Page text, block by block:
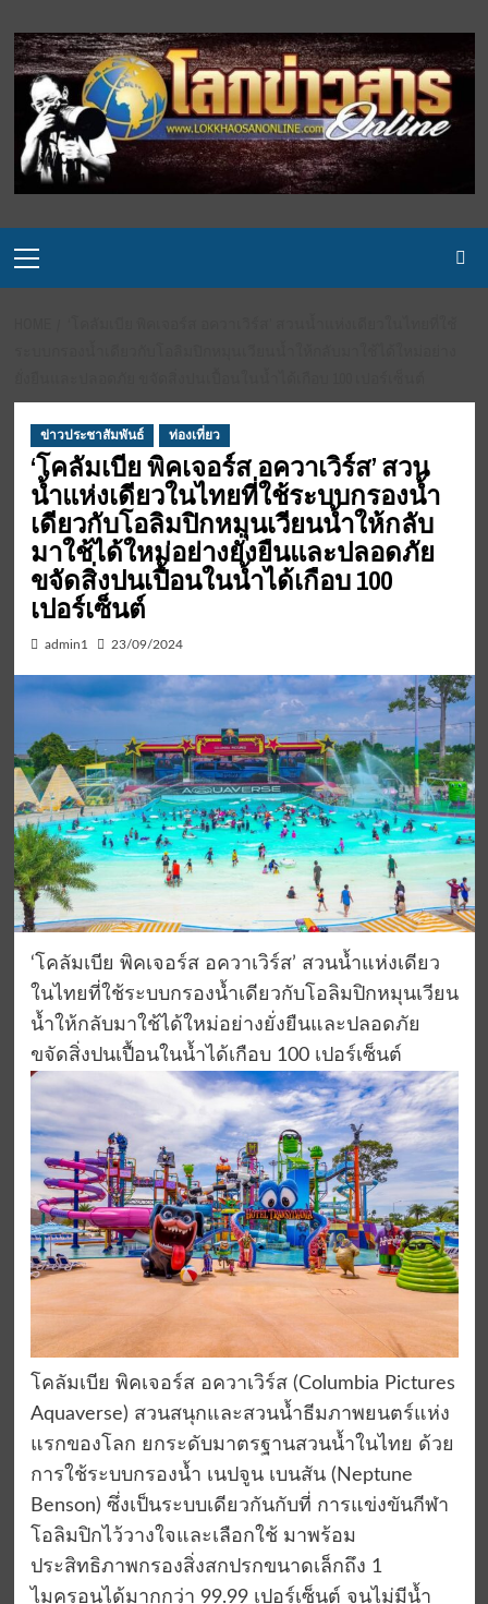
to
content
Menu
ข่าวประชาสัมพันธ์ ท่องเที่ยว
‘โคลัมเบีย พิคเจอร์ส อควาเวิร์ส’ สวน
น้ำแห่งเดียวในไทยที่ใช้ระบบกรองน้ำ
เดียวกับโอลิมปิกหมุนเวียนน้ำให้กลับ
มาใช้ได้ใหม่อย่างยั่งยืนและปลอดภัย
ขจัดสิ่งปนเปื้อนในน้ำได้เกือบ 100
เปอร์เซ็นต์
admin1 23/09/2024
‘โคลัมเบีย พิคเจอร์ส อควาเวิร์ส’ สวนน้ำแห่งเดียว
ในไทยที่ใช้ระบบกรองน้ำเดียวกับโอลิมปิกหมุนเวียน
น้ำให้กลับมาใช้ได้ใหม่อย่างยั่งยืนและปลอดภัย
ขจัดสิ่งปนเปื้อนในน้ำได้เกือบ 100 เปอร์เซ็นต์
โคลัมเบีย พิคเจอร์ส อควาเวิร์ส (Columbia Pictures
Aquaverse) สวนสนุกและสวนน้ำธีมภาพยนตร์แห่ง
แรกของโลก ยกระดับมาตรฐานสวนน้ำในไทย ด้วย
การใช้ระบบกรองน้ำ เนปจูน เบนสัน (Neptune
Benson) ซึ่งเป็นระบบเดียวกันกับที่ การแข่งขันกีฬา
โอลิมปิกไว้วางใจและเลือกใช้ มาพร้อม
ประสิทธิภาพกรองสิ่งสกปรกขนาดเล็กถึง 1
ไมครอนได้มากกว่า 99.99 เปอร์เซ็นต์ จนไม่มีน้ำ